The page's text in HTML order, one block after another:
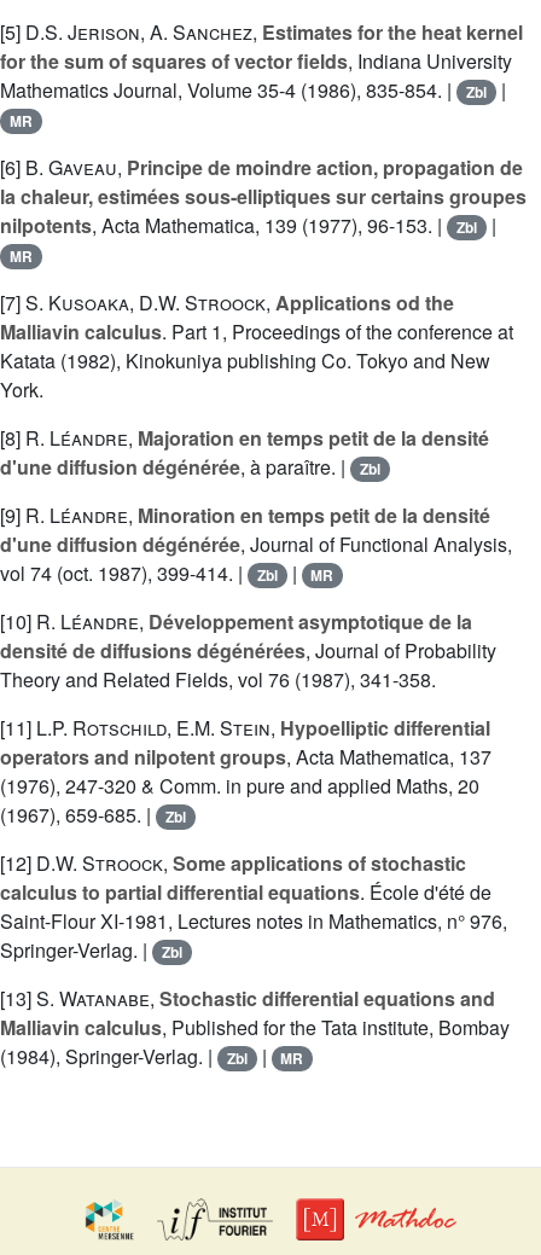
[5] D.S. Jerison, A. Sanchez, Estimates for the heat kernel
for the sum of squares of vector fields, Indiana University
Mathematics Journal, Volume 35-4 (1986), 835-854. |
Zbl |
MR
[6] B. Gaveau, Principe de moindre action, propagation de
la chaleur, estimées sous-elliptiques sur certains groupes
nilpotents, Acta Mathematica, 139 (1977), 96-153. | Zbl |
MR
[7]S. Kusoaka, D.W. Stroock, Applications od the
Malliavin calculus. Part 1, Proceedings of the conference at
Katata (1982), Kinokuniya publishing Co. Tokyo and New
York.
[8] R. Léandre, Majoration en temps petit de la densité
d'une diffusion dégénérée, à paraître. | Zbl
[9] R. Léandre, Minoration en temps petit de la densité
d'une diffusion dégénérée, Journal of Functional Analysis,
vol 74 (oct. 1987), 399-414. |
Zbl | MR
[10] R. Léandre, Développement asymptotique de la
densité de diffusions dégénérées, Journal of Probability
Theory and Related Fields, vol 76 (1987), 341-358.
[11] L.P. Rotschild, E.M. Stein, Hypoelliptic differential
operators and nilpotent groups, Acta Mathematica, 137
(1976), 247-320 & Comm. in pure and applied Maths, 20
(1967), 659-685. |
Zbl
[12] D.W. Stroock, Some applications of stochastic
calculus to partial differential equations. École d'été de
Saint-Flour XI-1981, Lectures notes in Mathematics, n° 976,
Springer-Verlag. |
Zbl
[13]S. Watanabe, Stochastic differential equations and
Malliavin calculus, Published for the Tata institute, Bombay
(1984), Springer-Verlag. |
Zbl | MR